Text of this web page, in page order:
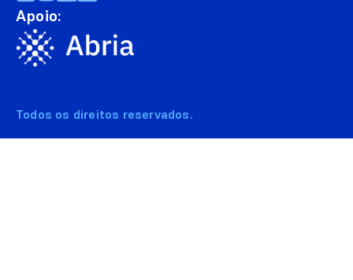
Apoio:
Todos os direitos reservados.